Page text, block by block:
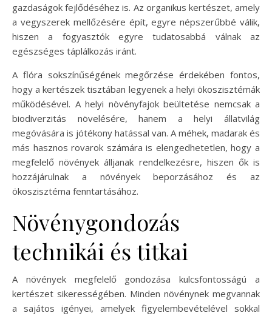
gazdaságok fejlődéséhez is. Az organikus kertészet, amely
a vegyszerek mellőzésére épít, egyre népszerűbbé válik,
hiszen a fogyasztók egyre tudatosabbá válnak az
egészséges táplálkozás iránt.
A flóra sokszínűségének megőrzése érdekében fontos,
hogy a kertészek tisztában legyenek a helyi ökoszisztémák
működésével. A helyi növényfajok beültetése nemcsak a
biodiverzitás növelésére, hanem a helyi állatvilág
megóvására is jótékony hatással van. A méhek, madarak és
más hasznos rovarok számára is elengedhetetlen, hogy a
megfelelő növények álljanak rendelkezésre, hiszen ők is
hozzájárulnak a növények beporzásához és az
ökoszisztéma fenntartásához.
Növénygondozás
technikái és titkai
A növények megfelelő gondozása kulcsfontosságú a
kertészet sikerességében. Minden növénynek megvannak
a sajátos igényei, amelyek figyelembevételével sokkal